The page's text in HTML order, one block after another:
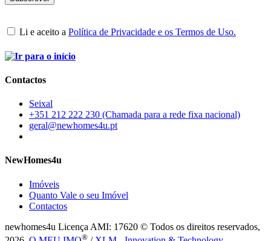
Li e aceito a Política de Privacidade e os Termos de Uso.
Contactos
Seixal
+351 212 222 230 (Chamada para a rede fixa nacional)
geral@newhomes4u.pt
NewHomes4u
Imóveis
Quanto Vale o seu Imóvel
Contactos
newhomes4u Licença AMI: 17620 © Todos os direitos reservados,
®